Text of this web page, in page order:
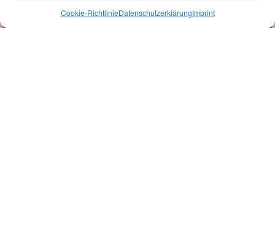
Cookie-RichtlinieDatenschutzerklärungImprint